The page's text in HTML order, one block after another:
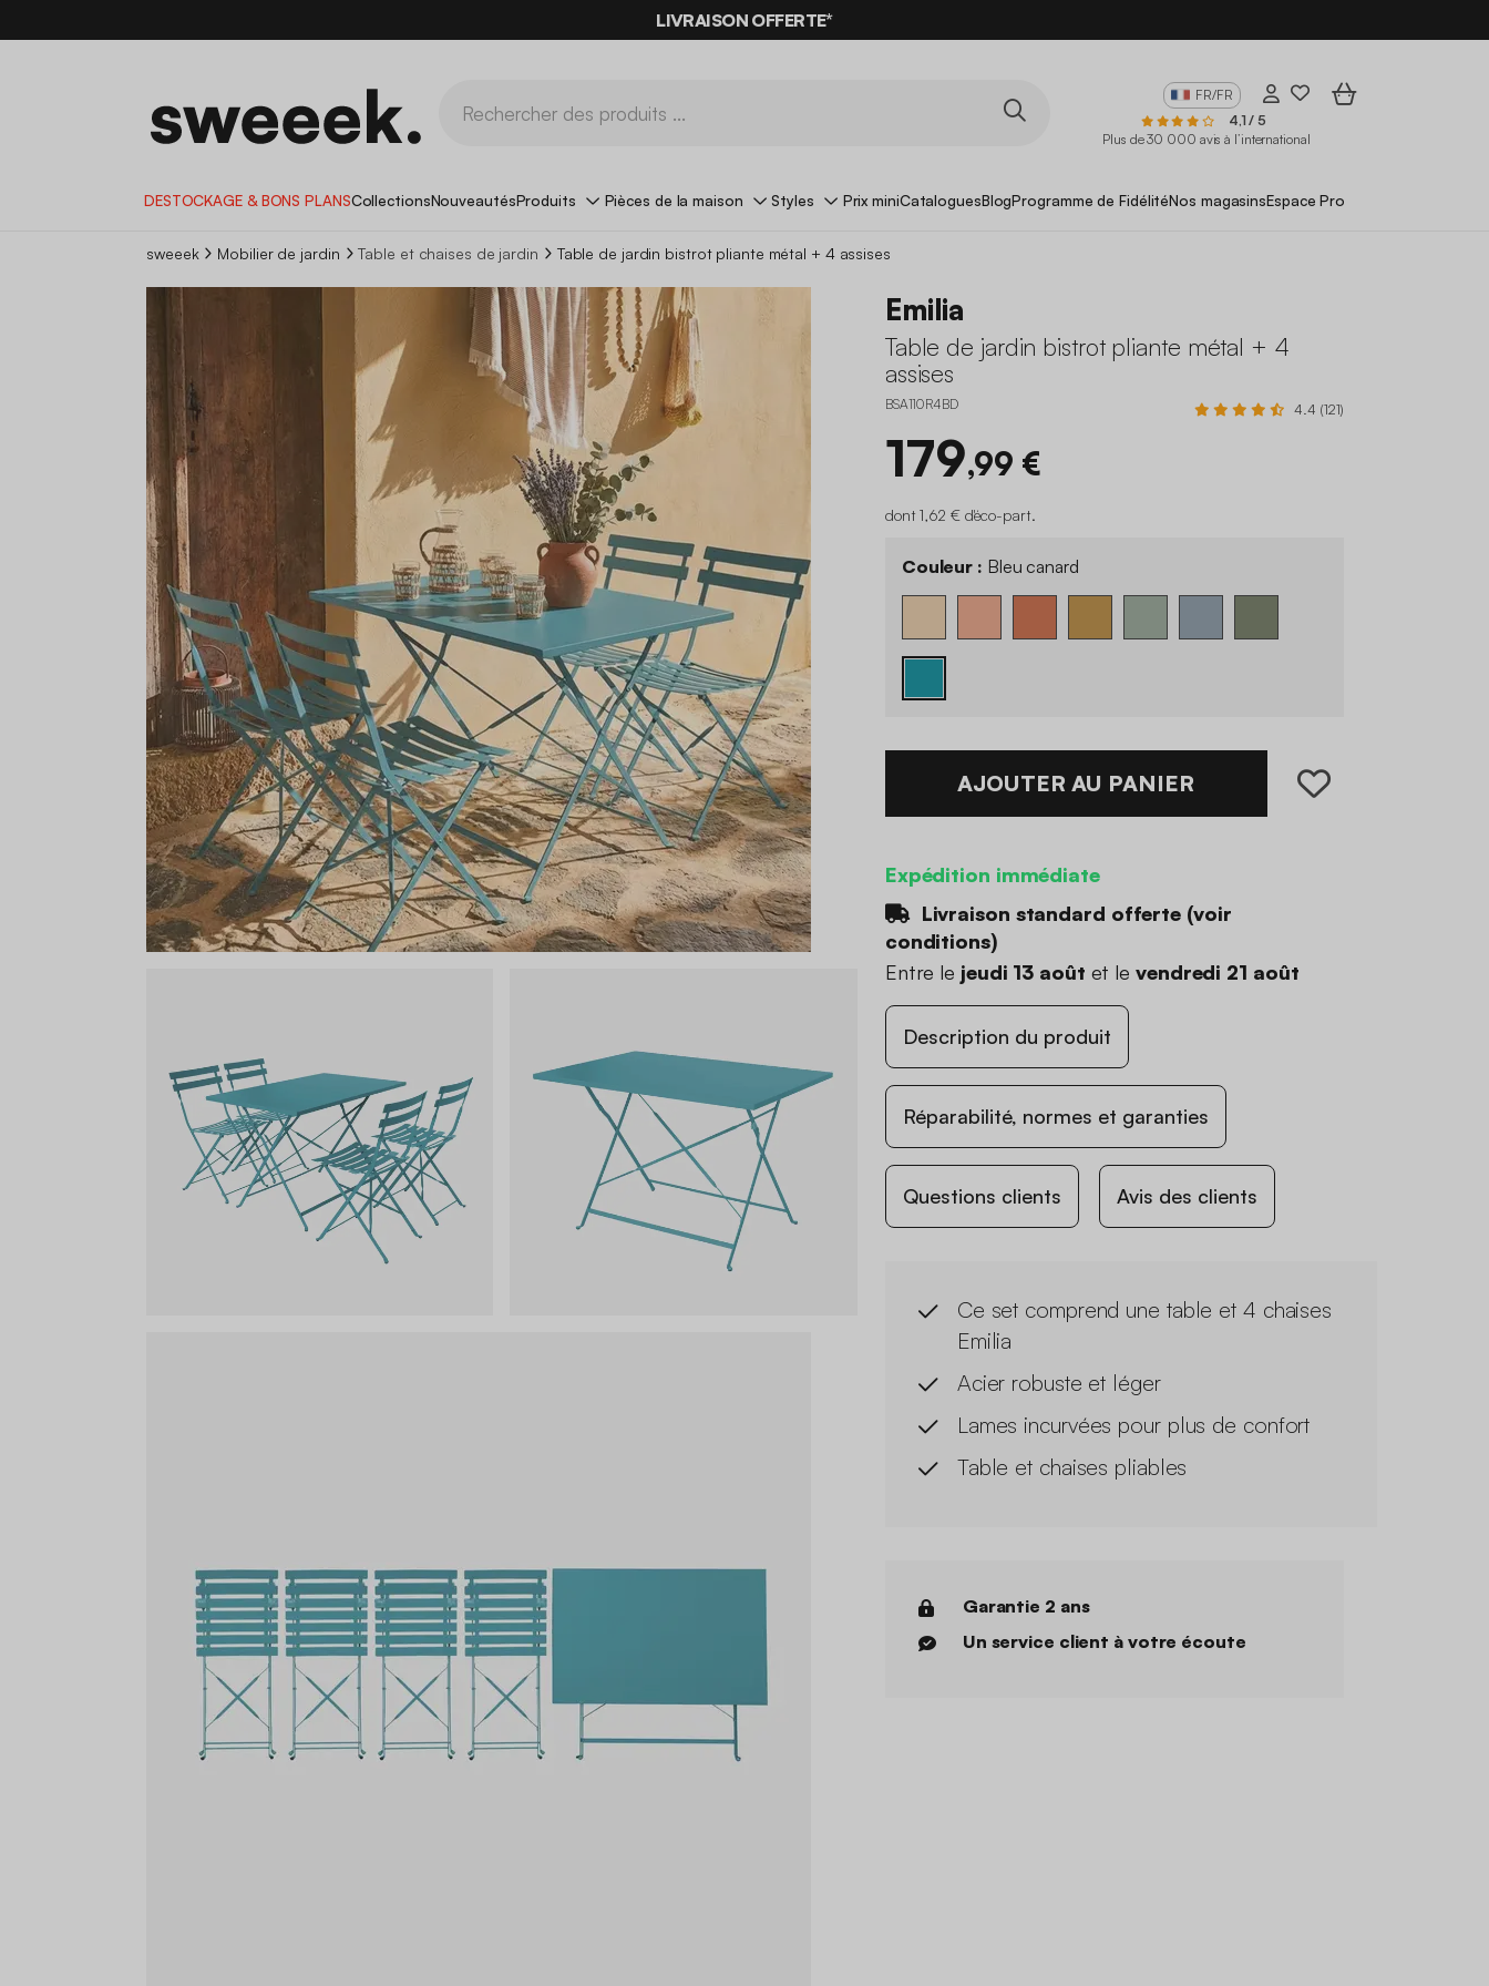
LIVRAISON OFFERTE*
FR/FR
4,1 / 5
Plus de 30 000 avis à l’international
DESTOCKAGE & BONS PLANSCollectionsNouveautésProduits Pièces de la maison Styles Prix miniCataloguesBlogProgramme de FidélitéNos magasinsEspace Pro
sweeek Mobilier de jardin Table et chaises de jardin Table de jardin bistrot pliante métal + 4 assises
Emilia
Table de jardin bistrot pliante métal + 4
assises
BSA110R4BD 4.4 (121)
179,99 €
dont 1,62 € d'éco-part.
Couleur : Bleu canard
AJOUTER AU PANIER
Expédition immédiate
Livraison standard offerte (voir
conditions)
Entre le jeudi 13 août et le vendredi 21 août
Description du produit
Réparabilité, normes et garanties
Questions clients Avis des clients
Ce set comprend une table et 4 chaises
Emilia
Acier robuste et léger
Lames incurvées pour plus de confort
Table et chaises pliables
Garantie 2 ans
Un service client à votre écoute